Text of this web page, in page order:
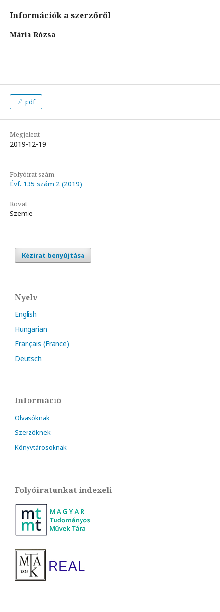
Információk a szerzőről
Mária Rózsa
pdf
Megjelent
2019-12-19
Folyóirat szám
Évf. 135 szám 2 (2019)
Rovat
Szemle
Kézirat benyújtása
Nyelv
English
Hungarian
Français (France)
Deutsch
Információ
Olvasóknak
Szerzőknek
Könyvtárosoknak
Folyóiratunkat indexeli